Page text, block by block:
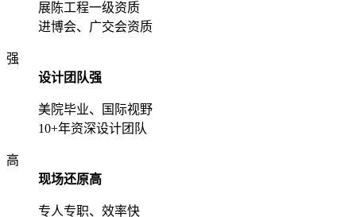
展陈工程一级资质
进博会、广交会资质
强
设计团队强
美院毕业、国际视野
10+年资深设计团队
高
现场还原高
专人专职、效率快